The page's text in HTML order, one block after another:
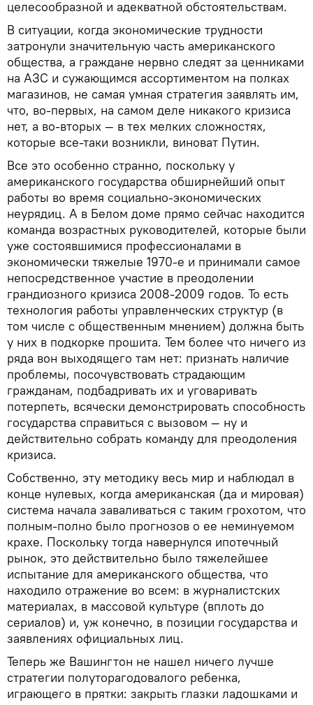
целесообразной и адекватной обстоятельствам.
В ситуации, когда экономические трудности
затронули значительную часть американского
общества, а граждане нервно следят за ценниками
на АЗС и сужающимся ассортиментом на полках
магазинов, не самая умная стратегия заявлять им,
что, во-первых, на самом деле никакого кризиса
нет, а во-вторых — в тех мелких сложностях,
которые все-таки возникли, виноват Путин.
Все это особенно странно, поскольку у
американского государства обширнейший опыт
работы во время социально-экономических
неурядиц. А в Белом доме прямо сейчас находится
команда возрастных руководителей, которые были
уже состоявшимися профессионалами в
экономически тяжелые 1970-е и принимали самое
непосредственное участие в преодолении
грандиозного кризиса 2008-2009 годов. То есть
технология работы управленческих структур (в
том числе с общественным мнением) должна быть
у них в подкорке прошита. Тем более что ничего из
ряда вон выходящего там нет: признать наличие
проблемы, посочувствовать страдающим
гражданам, подбадривать их и уговаривать
потерпеть, всячески демонстрировать способность
государства справиться с вызовом — ну и
действительно собрать команду для преодоления
кризиса.
Собственно, эту методику весь мир и наблюдал в
конце нулевых, когда американская (да и мировая)
система начала заваливаться с таким грохотом, что
полным-полно было прогнозов о ее неминуемом
крахе. Поскольку тогда навернулся ипотечный
рынок, это действительно было тяжелейшее
испытание для американского общества, что
находило отражение во всем: в журналистских
материалах, в массовой культуре (вплоть до
сериалов) и, уж конечно, в позиции государства и
заявлениях официальных лиц.
Теперь же Вашингтон не нашел ничего лучше
стратегии полуторагодовалого ребенка,
играющего в прятки: закрыть глазки ладошками и